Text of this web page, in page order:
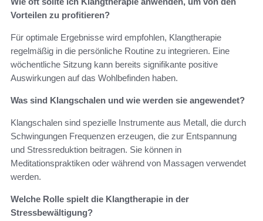
Vorteilen zu profitieren?
Für optimale Ergebnisse wird empfohlen, Klangtherapie
regelmäßig in die persönliche Routine zu integrieren. Eine
wöchentliche Sitzung kann bereits signifikante positive
Auswirkungen auf das Wohlbefinden haben.
Was sind Klangschalen und wie werden sie angewendet?
Klangschalen sind spezielle Instrumente aus Metall, die durch
Schwingungen Frequenzen erzeugen, die zur Entspannung
und Stressreduktion beitragen. Sie können in
Meditationspraktiken oder während von Massagen verwendet
werden.
Welche Rolle spielt die Klangtherapie in der
Stressbewältigung?